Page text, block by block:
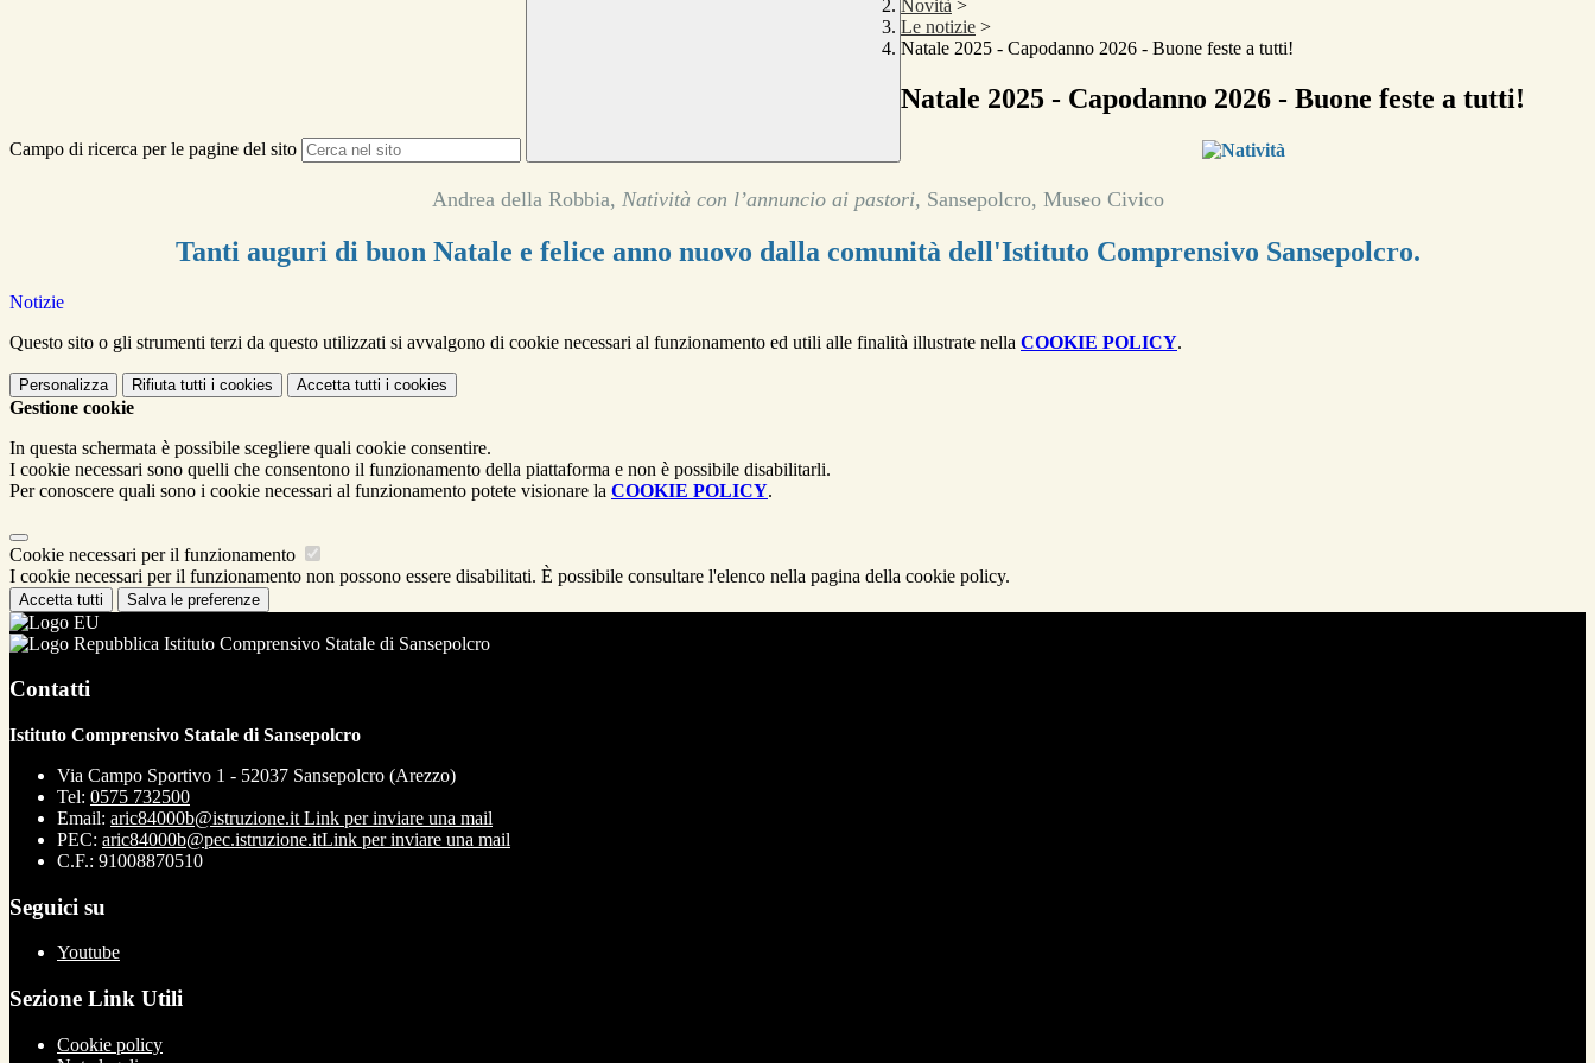
Campo di ricerca per le pagine del sito
Novità >
Le notizie >
Natale 2025 - Capodanno 2026 - Buone feste a tutti!
Natale 2025 - Capodanno 2026 - Buone feste a tutti!
Andrea della Robbia, Natività con l’annuncio ai pastori, Sansepolcro, Museo Civico
Tanti auguri di buon Natale e felice anno nuovo dalla comunità dell'Istituto Comprensivo Sansepolcro.
Notizie
Questo sito o gli strumenti terzi da questo utilizzati si avvalgono di cookie necessari al funzionamento ed utili alle finalità illustrate nella COOKIE POLICY.
Personalizza Rifiuta tutti i cookies Accetta tutti i cookies
Gestione cookie
In questa schermata è possibile scegliere quali cookie consentire.
I cookie necessari sono quelli che consentono il funzionamento della piattaforma e non è possibile disabilitarli.
Per conoscere quali sono i cookie necessari al funzionamento potete visionare la COOKIE POLICY.
Cookie necessari per il funzionamento
I cookie necessari per il funzionamento non possono essere disabilitati. È possibile consultare l'elenco nella pagina della cookie policy.
Accetta tutti Salva le preferenze
Istituto Comprensivo Statale di Sansepolcro
Contatti
Istituto Comprensivo Statale di Sansepolcro
Via Campo Sportivo 1 - 52037 Sansepolcro (Arezzo)
Tel: 0575 732500
Email: aric84000b@istruzione.it Link per inviare una mail
PEC: aric84000b@pec.istruzione.itLink per inviare una mail
C.F.: 91008870510
Seguici su
Youtube
Sezione Link Utili
Cookie policy